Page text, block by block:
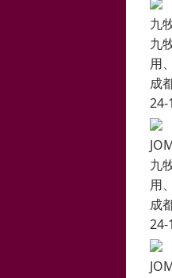
九
九
用
成
24-
九
用
成
24-